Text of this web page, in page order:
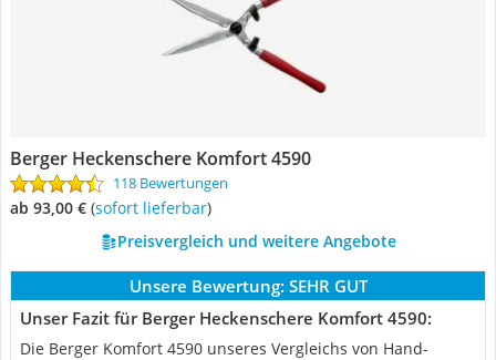
Berger Heckenschere Komfort 4590
118 Bewertungen
ab 93,00 € ( Sofort lieferbar)
Preisvergleich und weitere Angebote
Unsere Bewertung: SEHR GUT
Unser Fazit für Berger Heckenschere Komfort 4590:
Die Berger Komfort 4590 unseres Vergleichs von Hand-